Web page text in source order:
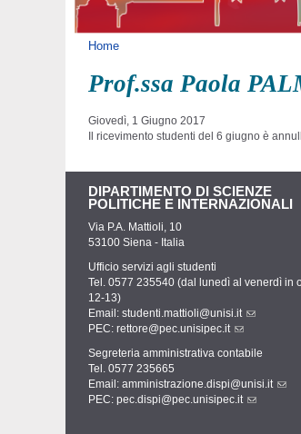
Tu sei qui
Home
Prof.ssa Paola
Giovedì, 1 Giugno 2017
Il ricevimento studenti del 6 giugno è
DIPARTIMENTO DI SCIENZE
POLITICHE E INTERNAZIONALI
Via P.A. Mattioli, 10
53100 Siena - Italia
Ufficio servizi agli studenti
Tel. 0577 235540 (dal lunedì al venerdì in
12-13)
Email: studenti.mattioli@unisi.it
PEC: rettore@pec.unisipec.it
Segreteria amministrativa contabile
Tel. 0577 235665
Email: amministrazione.dispi@unisi.it
PEC: pec.dispi@pec.unisipec.it